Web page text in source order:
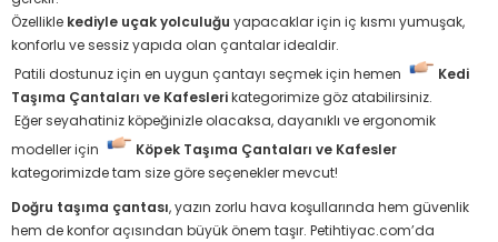
Özellikle kediyle uçak yolculuğu yapacaklar için iç kısmı yumuşak,
konforlu ve sessiz yapıda olan çantalar idealdir.
Patili dostunuz için en uygun çantayı seçmek için hemen
Kedi
Taşıma Çantaları ve Kafeslerikategorimize göz atabilirsiniz.
Eğer seyahatiniz köpeğinizle olacaksa, dayanıklı ve ergonomik
modeller için
Köpek Taşıma Çantaları ve Kafesler
kategorimizde tam size göre seçenekler mevcut!
Doğru taşıma çantası, yazın zorlu hava koşullarında hem güvenlik
hem de konfor açısından büyük önem taşır. Petihtiyac.com’da